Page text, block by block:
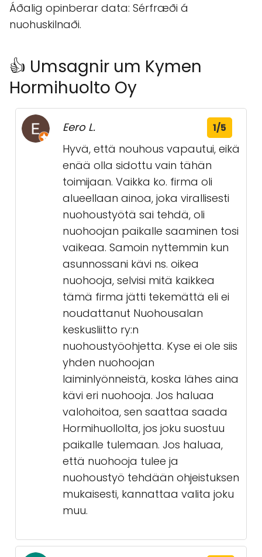
Áðalig opinberar data: Sérfræði á
nuohuskilnaði.
👍 Umsagnir um Kymen
Hormihuolto Oy
Eero L. 1/5
Hyvä, että nouhous vapautui, eikä
enää olla sidottu vain tähän
toimijaan. Vaikka ko. firma oli
alueellaan ainoa, joka virallisesti
nuohoustyötä sai tehdä, oli
nuohoojan paikalle saaminen tosi
vaikeaa. Samoin nyttemmin kun
asunnossani kävi ns. oikea
nuohooja, selvisi mitä kaikkea
tämä firma jätti tekemättä eli ei
noudattanut Nuohousalan
keskusliitto ry:n
nuohoustyöohjetta. Kyse ei ole siis
yhden nuohoojan
laiminlyönneistä, koska lähes aina
kävi eri nuohooja. Jos haluaa
valohoitoa, sen saattaa saada
Hormihuollolta, jos joku suostuu
paikalle tulemaan. Jos haluaa,
että nuohooja tulee ja
nuohoustyö tehdään ohjeistuksen
mukaisesti, kannattaa valita joku
muu.